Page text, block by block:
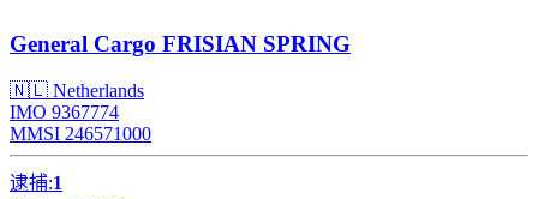
General Cargo FRISIAN SPRING
🇳🇱 Netherlands
IMO 9367774
MMSI 246571000
逮捕:1